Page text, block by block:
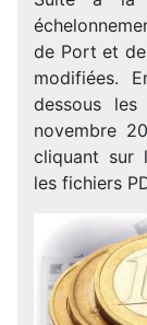
de Port et
modifiées.
dessous
novembre
cliquant sur
les fichiers